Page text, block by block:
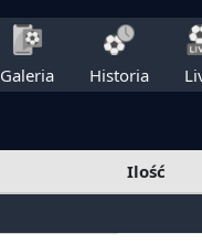
Galeria Historia
Ilość